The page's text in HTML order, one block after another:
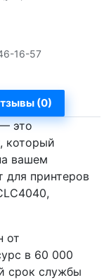
16-57
(0)
это
который
вашем
для принтеров
от
в 60 000
срок службы